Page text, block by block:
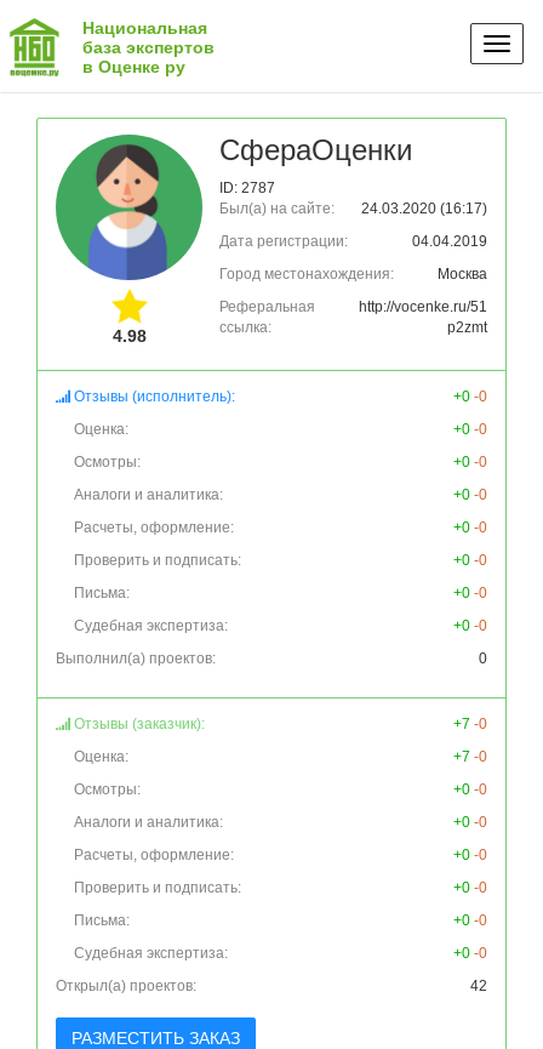
Национальная
база экспертов
в Оценке ру
4.98
СфераОценки
ID: 2787
Был(а) на сайте:
24.03.2020 (16:17)
Дата регистрации:
04.04.2019
Город местонахождения:
Москва
Реферальная
ссылка:
http://vocenke.ru/51
p2zmt
Отзывы (исполнитель): +0 -0
Оценка:
+0 -0
Осмотры:
+0 -0
Аналоги и аналитика:
+0 -0
Расчеты, оформление:
+0 -0
Проверить и подписать:
+0 -0
Письма:
+0 -0
Судебная экспертиза:
+0 -0
Выполнил(а) проектов:
0
Отзывы (заказчик): +7 -0
Оценка:
+7 -0
Осмотры:
+0 -0
Аналоги и аналитика:
+0 -0
Расчеты, оформление:
+0 -0
Проверить и подписать:
+0 -0
Письма:
+0 -0
Судебная экспертиза:
+0 -0
Открыл(а) проектов:
42
РАЗМЕСТИТЬ ЗАКАЗ